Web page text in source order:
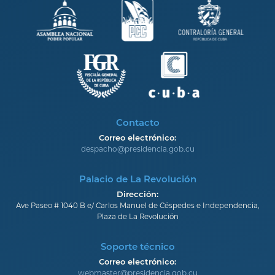
Contacto
Correo electrónico:
despacho@presidencia.gob.cu
Palacio de La Revolución
Dirección:
Ave Paseo # 1040 B e/ Carlos Manuel de Céspedes e Independencia,
Plaza de La Revolución
Soporte técnico
Correo electrónico:
webmaster@presidencia.gob.cu